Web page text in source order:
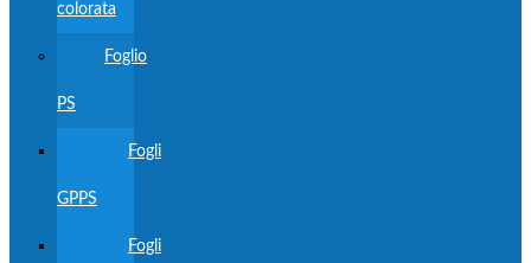
colorata
Foglio
PS
Fogli
GPPS
Fogli